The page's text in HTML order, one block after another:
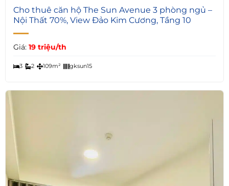
4
Cho thuê căn hộ The Sun Avenue 3 phòng ngủ –
Nội Thất 70%, View Đảo Kim Cương, Tầng 10
Giá: 19 triệu/th
3 2 109m² gksun15